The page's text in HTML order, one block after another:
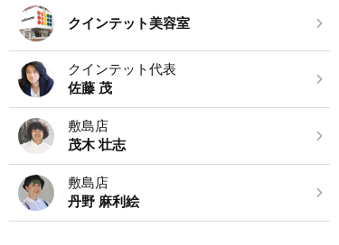
クインテット美容室
クインテット代表
佐藤 茂
敷島店
茂木 壮志
敷島店
丹野 麻利絵